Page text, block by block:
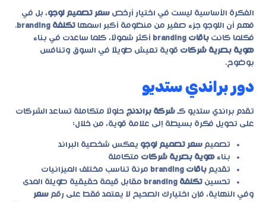
الفكرة الأساسية ليست في اختيار أرخص سعر تصميم لوجو، بل في
فهم أن اللوجو جزء صغير من منظومة أكبر اسمها تكلفة branding
.
فكلما كانت باقات branding
أكثر شمولًا، كلما ساعدت في بناء
هوية بصرية شركات قوية تعيش طويلًا في السوق وتنافس
بوضوح.
دور براندي ستديو
تقدم براندي ستديو كـ شركة براندنج حلولًا متكاملة تساعد الشركات
على تحويل فكرة بسيطة إلى علامة قوية، من خلال:
تصميم سعر تصميم لوجو يعكس شخصية البراند
بناء هوية بصرية شركات متكاملة
تقديم باقات branding
مرنة تناسب مختلف الميزانيات
تحسين تكلفة branding
مقابل قيمة حقيقية طويلة المدى
وفي النهاية، فإن اختيارك الصحيح لا يعتمد فقط على رقم سعر